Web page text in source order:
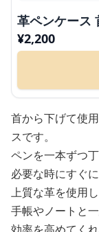
革ペンケース
¥2,200
首から下げて使
スです。
ペンを一本ずつ
必要な時にすぐ
上質な革を使用
手帳やノートと